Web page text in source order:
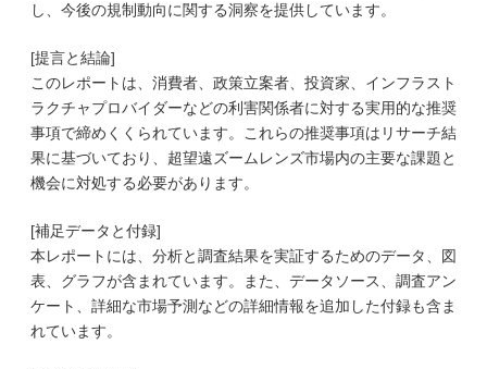
し、今後の規制動向に関する洞察を提供しています。
[提言と結論]
このレポートは、消費者、政策立案者、投資家、インフラスト
ラクチャプロバイダーなどの利害関係者に対する実用的な推奨
事項で締めくくられています。これらの推奨事項はリサーチ結
果に基づいており、超望遠ズームレンズ市場内の主要な課題と
機会に対処する必要があります。
[補足データと付録]
本レポートには、分析と調査結果を実証するためのデータ、図
表、グラフが含まれています。また、データソース、調査アン
ケート、詳細な市場予測などの詳細情報を追加した付録も含ま
れています。